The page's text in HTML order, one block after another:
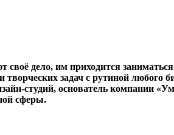
своё дело, им приходится
творческих задач с рутиной
студий, основатель компании
сферы.